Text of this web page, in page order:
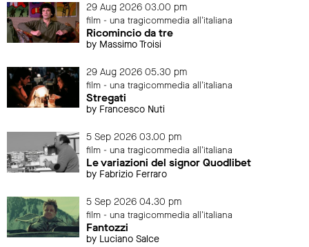
29 Aug 2026 03.00 pm
film - una tragicommedia all'italiana
Ricomincio da tre
by Massimo Troisi
29 Aug 2026 05.30 pm
film - una tragicommedia all'italiana
Stregati
by Francesco Nuti
5 Sep 2026 03.00 pm
film - una tragicommedia all'italiana
Le variazioni del signor Quodlibet
by Fabrizio Ferraro
5 Sep 2026 04.30 pm
film - una tragicommedia all'italiana
Fantozzi
by Luciano Salce